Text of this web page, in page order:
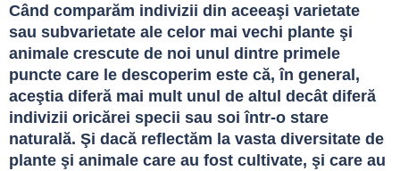
Când comparăm indivizii din aceeaşi varietate
sau subvarietate ale celor mai vechi plante şi
animale crescute de noi unul dintre primele
puncte care le descoperim este că, în general,
aceştia diferă mai mult unul de altul decât diferă
indivizii oricărei specii sau soi într-o stare
naturală. Şi dacă reflectăm la vasta diversitate de
plante şi animale care au fost cultivate, şi care au